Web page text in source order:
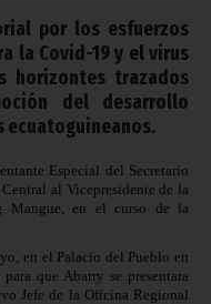
por los esfuerzos
la Covid-19 y el virus
horizontes trazados
del desarrollo
ecuatoguineanos.
Especial del Secretario
al Vicepresidente de la
Mangue, en el curso de la
en el Palacio del Pueblo en
que Abarry se presentara
Jefe de la Oficina Regional